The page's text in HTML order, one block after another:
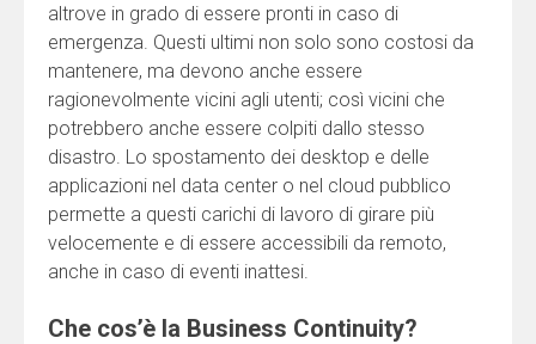
altrove in grado di essere pronti in caso di
emergenza. Questi ultimi non solo sono costosi da
mantenere, ma devono anche essere
ragionevolmente vicini agli utenti; così vicini che
potrebbero anche essere colpiti dallo stesso
disastro. Lo spostamento dei desktop e delle
applicazioni nel data center o nel cloud pubblico
permette a questi carichi di lavoro di girare più
velocemente e di essere accessibili da remoto,
anche in caso di eventi inattesi.
Che cos’è la Business Continuity?